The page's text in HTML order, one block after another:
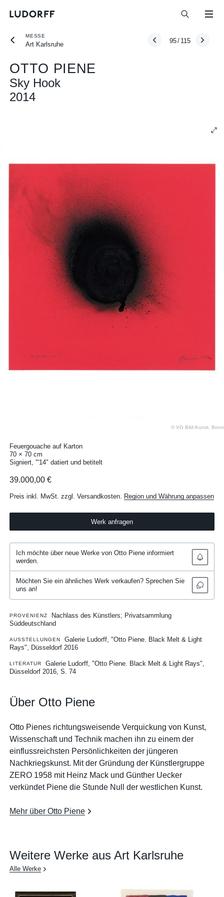
MESSE
Art Karlsruhe
95/ 115
OTTO PIENE
Sky Hook
2014
© VG Bild-Kunst, Bonn
Feuergouache auf Karton
70 × 70 cm
Signiert, "'14" datiert und betitelt
39.000,00 €
Preis inkl. MwSt. zzgl. Versandkosten. Region und Währung anpassen
Werk anfragen
Ich möchte über neue Werke von Otto Piene informiert
werden.
Möchten Sie ein ähnliches Werk verkaufen? Sprechen Sie
uns an!
PROVENIENZ
Nachlass des Künstlers; Privatsammlung
Süddeutschland
AUSSTELLUNGEN
Galerie Ludorff, "Otto Piene. Black Melt & Light
Rays", Düsseldorf 2016
LITERATUR
Galerie Ludorff, "Otto Piene. Black Melt & Light Rays",
Düsseldorf 2016, S. 74
Über Otto Piene
Otto Pienes richtungsweisende Verquickung von Kunst,
Wissenschaft und Technik machen ihn zu einem der
einflussreichsten Persönlichkeiten der jüngeren
Nachkriegskunst. Mit der Gründung der Künstlergruppe
ZERO 1958 mit Heinz Mack und Günther Uecker
verkündet Piene die Stunde Null der westlichen Kunst.
Mehr über Otto Piene
Weitere Werke aus Art Karlsruhe
Alle Werke